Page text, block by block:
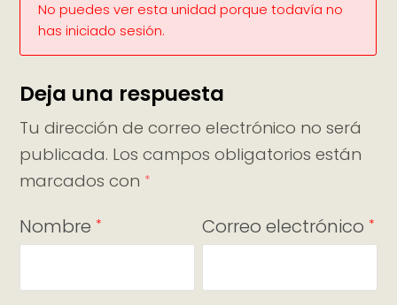
No puedes ver esta unidad porque todavía no
has iniciado sesión.
Deja una respuesta
Tu dirección de correo electrónico no será
publicada. Los campos obligatorios están
marcados con *
Nombre * Correo electrónico *